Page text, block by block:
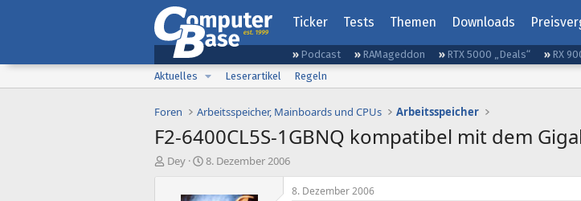
Ticker Tests Themen Downloads
Podcast RAMageddon RTX 5000 „Deals“ RX
Aktuelles
Leserartikel Regeln
Foren Arbeitsspeicher, Mainboards und CPUs Arbeitsspeicher
F2-6400CL5S-1GBNQ kompatibel mit dem
E
Dey
E
8. Dezember 2006
8. Dezember 2006